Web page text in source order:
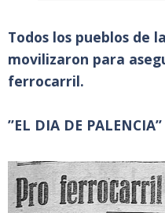
Todos los pueblos de
movilizaron para
ferrocarril.
”EL DIA DE